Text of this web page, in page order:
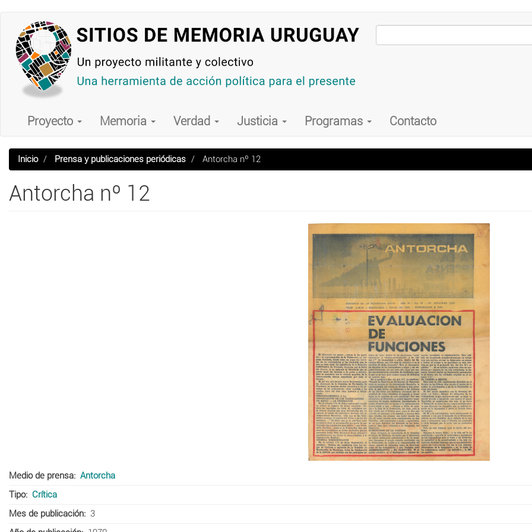
contenido
principal
Main
navigation
Proyecto Memoria Verdad Justicia Programas Contacto
Inicio Prensa y publicaciones periódicas Antorcha nº 12
Antorcha nº 12
Medio de prensa
Antorcha
Tipo
Crítica
Mes de publicación
3